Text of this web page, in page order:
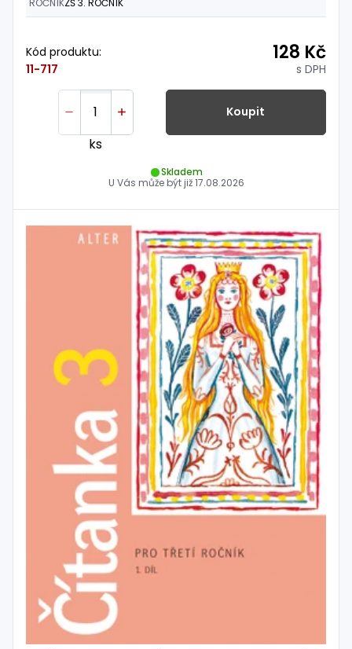
ROČNÍKZŠ 3. ROČNÍK
Kód produktu:
11-717
128 Kč
s DPH
ks
Koupit
Skladem
U Vás může být již17.08.2026